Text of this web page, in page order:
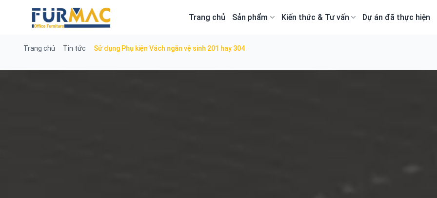
Trang chủ Sản phẩm Kiến thức & Tư vấn Dự án đã thực hiện
Trang chủ Tin tức Sử dụng Phụ kiện Vách ngăn vệ sinh 201 hay 304